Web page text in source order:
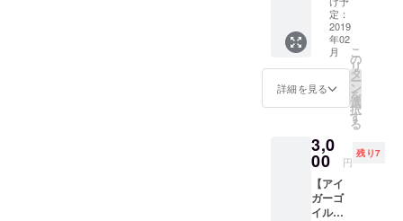
サイズ
S,M,L,X
ラーは
み。 ※
今後絶
能で
す。 ※
全リ
ターン
特典
時〜8時
の間に
非通知
で連絡
しま
す。 ※
電の場
合は終
了とな
りま
す。 ※
全リ
生と、
個室カ
ラオケ
で歌っ
て踊っ
て楽し
んじゃ
いま
う！ リ
クエス
トなん
かし
ちゃう
のも有
定：
2019
年02
月
詳細を見る
こ
の
リ
タ
ー
ン
を
選
択
す
る
3,0
00 円
残り7
【アイ
ガーゴ
イルと